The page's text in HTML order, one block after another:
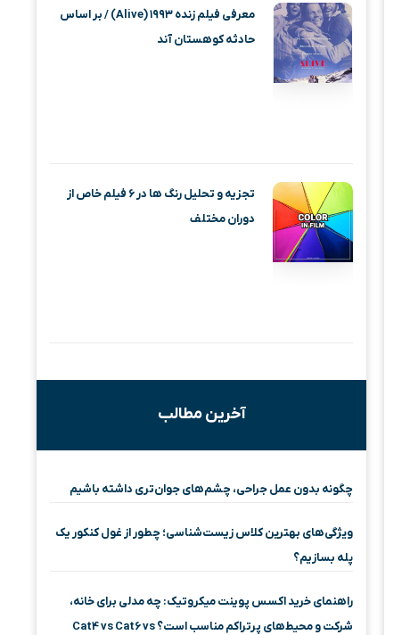
معرفی فیلم زنده ۱۹۹۳ (Alive) / بر اساس
حادثه کوهستان آند
تجزیه و تحلیل رنگ ها در ۶ فیلم خاص از
دوران مختلف
آخرین مطالب
چگونه بدون عمل جراحی، چشم‌های جوان‌تری داشته باشیم
ویژگی‌های بهترین کلاس زیست‌شناسی؛ چطور از غول کنکور یک
پله بسازیم؟
راهنمای خرید اکسس پوینت میکروتیک: چه مدلی برای خانه،
شرکت و محیط‌های پرتراکم مناسب است؟ Cat4 vs Cat6 vs